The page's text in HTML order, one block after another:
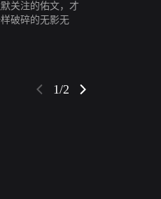
关注的佑文，才
破碎的无影无
1/2